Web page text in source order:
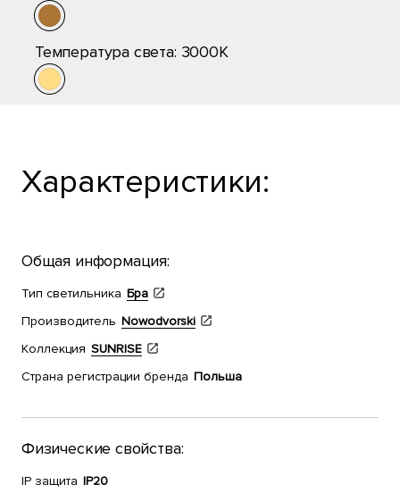
Температура света: 3000K
Характеристики:
Общая информация:
Тип светильника Бра
Производитель Nowodvorski
Коллекция SUNRISE
Страна регистрации бренда Польша
Физические свойства:
IP защита IP20